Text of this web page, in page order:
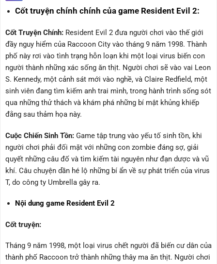
Cốt truyện chính chính của game Resident Evil 2:
Cốt Truyện Chính: Resident Evil 2 đưa người chơi vào thế giới
đầy nguy hiểm của Raccoon City vào tháng 9 năm 1998. Thành
phố này rơi vào tình trạng hỗn loạn khi một loại virus biến con
người thành những xác sống ăn thịt. Người chơi sẽ vào vai Leon
S. Kennedy, một cảnh sát mới vào nghề, và Claire Redfield, một
sinh viên đang tìm kiếm anh trai mình, trong hành trình sống sót
qua những thử thách và khám phá những bí mật khủng khiếp
đằng sau thảm họa này.
Cuộc Chiến Sinh Tồn: Game tập trung vào yếu tố sinh tồn, khi
người chơi phải đối mặt với những con zombie đáng sợ, giải
quyết những câu đố và tìm kiếm tài nguyên như đạn dược và vũ
khí. Câu chuyện dần hé lộ những bí ẩn về sự phát triển của virus
T, do công ty Umbrella gây ra.
Nội dung game Resident Evil 2
Cốt truyện:
Tháng 9 năm 1998, một loại virus chết người đã biến cư dân của
thành phố Raccoon trở thành những thây ma ăn thịt. Người chơi